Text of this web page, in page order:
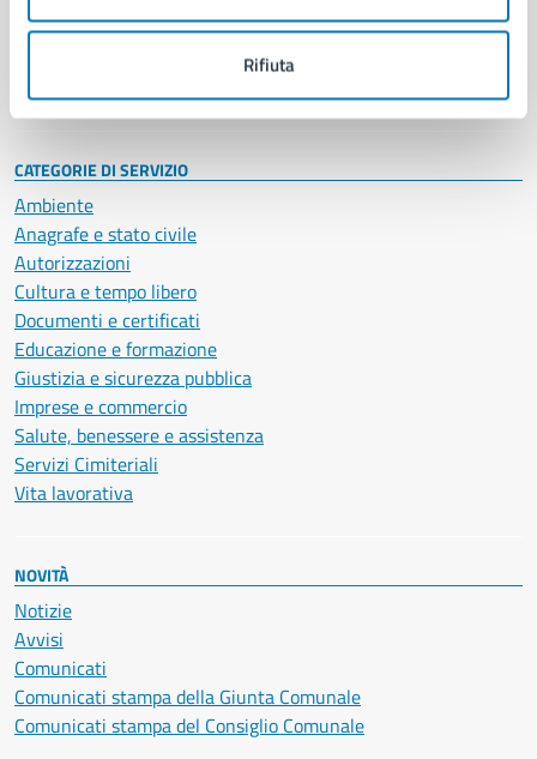
Rifiuta
Personale amministrativo
CATEGORIE DI SERVIZIO
Ambiente
Anagrafe e stato civile
Autorizzazioni
Cultura e tempo libero
Documenti e certificati
Educazione e formazione
Giustizia e sicurezza pubblica
Imprese e commercio
Salute, benessere e assistenza
Servizi Cimiteriali
Vita lavorativa
NOVITÀ
Notizie
Avvisi
Comunicati
Comunicati stampa della Giunta Comunale
Comunicati stampa del Consiglio Comunale